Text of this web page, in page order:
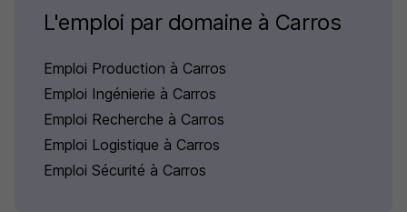
L'emploi par domaine à Carros
Emploi Production à Carros
Emploi Ingénierie à Carros
Emploi Recherche à Carros
Emploi Logistique à Carros
Emploi Sécurité à Carros